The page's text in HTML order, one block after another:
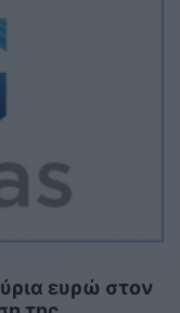
ευρώ στον